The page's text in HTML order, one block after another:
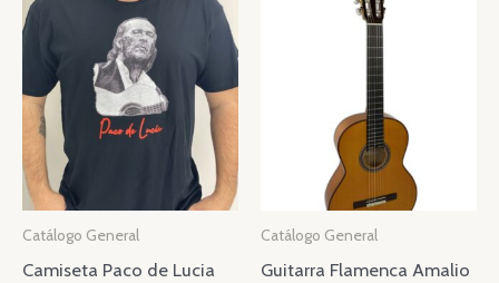
Catálogo General
Camiseta Paco de Lucia
Catálogo General
Guitarra Flamenca Amalio